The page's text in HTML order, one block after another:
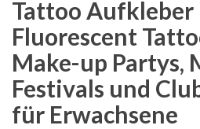
Tattoo Aufkleber
Fluorescent
Make-up Partys,
Festivals und
für Erwachsene